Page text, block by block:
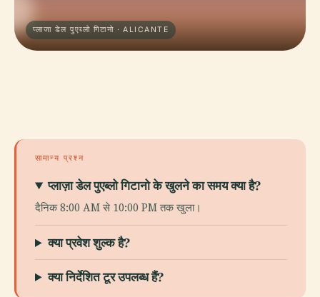
प्लाजा डेल पुएब्लो गिटानो · ALICANTE
सामान्य प्रश्न
प्लाज़ा डेल पुएब्लो गिटानो के खुलने का समय क्या है?
दैनिक 8:00 AM से 10:00 PM तक खुला।
क्या प्रवेश शुल्क है?
क्या निर्देशित टूर उपलब्ध हैं?